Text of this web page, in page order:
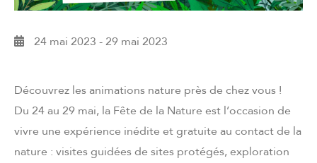
24 mai 2023 -29 mai 2023
Découvrez les animations nature près de chez vous !
Du 24 au 29 mai, la Fête de la Nature est l’occasion de
vivre une expérience inédite et gratuite au contact de la
nature : visites guidées de sites protégés, exploration